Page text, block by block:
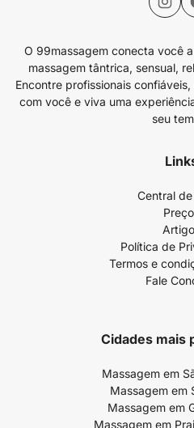
O 99massagem conecta você
massagem tântrica, sensual,
Encontre profissionais
com você e viva uma
seu
Central
Política de
Termos e
Fale
Cidades mais
Massagem em
Massagem em
Massagem em
Massagem em